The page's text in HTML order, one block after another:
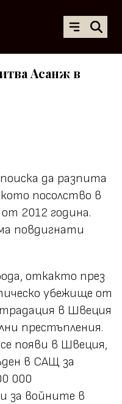
Асанж в
да разпита
посолство в
2012 година.
повдигнати
откакто през
убежище от
в Швеция
престъпления.
появи в Швеция,
в САЩ за
000
за войните в